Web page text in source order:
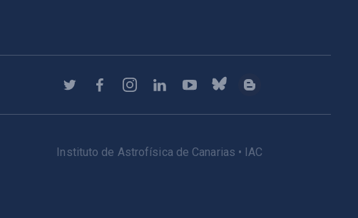
Instituto de Astrofísica de Canarias • IAC